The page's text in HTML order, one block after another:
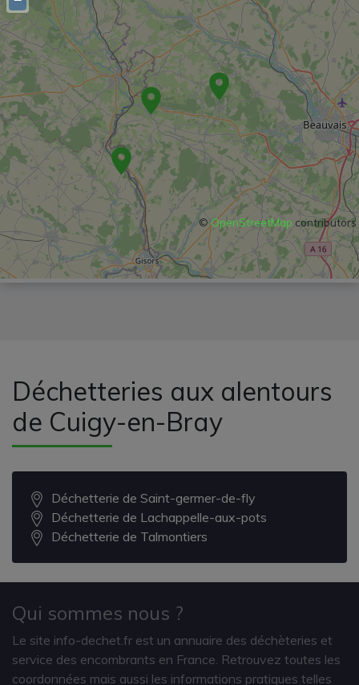
© OpenStreetMap contributors
Déchetteries aux alentours
de Cuigy-en-Bray
Déchetterie de Saint-germer-de-fly
Déchetterie de Lachappelle-aux-pots
Déchetterie de Talmontiers
Qui sommes nous ?
Le site info-dechet.fr est un annuaire des déchèteries et
service des encombrants en France. Retrouvez toutes les
coordonnées mais aussi les informations pratiques telles